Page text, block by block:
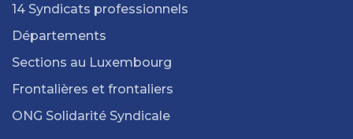
14 Syndicats professionnels
Départements
Sections au Luxembourg
Frontalières et frontaliers
ONG Solidarité Syndicale